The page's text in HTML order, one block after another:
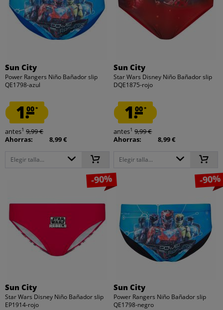
Sun City
Power Rangers Niño Bañador slip
QE1798-azul
1.00*
antes1 9,99 €
Ahorras:
8,99 €
Elegir talla...
Sun City
Star Wars Disney Niño Bañador slip
DQE1875-rojo
1.00*
antes1 9,99 €
Ahorras:
8,99 €
Elegir talla...
-90%
Sun City
Star Wars Disney Niño Bañador slip
EP1914-rojo
-90%
Sun City
Power Rangers Niño Bañador slip
QE1798-negro